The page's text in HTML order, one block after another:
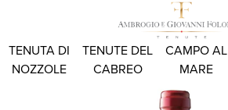
TENUTA DI
NOZZOLE
TENUTE DEL
CABREO
CAMPO AL
MARE